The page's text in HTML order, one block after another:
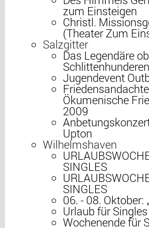
zum Einsteigen
Christl.
(Theater Zum
Salzgitter
Das Legendäre
Jugendevent
Ökumenische
2009
Upton
Wilhelmshaven
SINGLES
SINGLES
06. - 08. Oktober:
Urlaub für Singles
Wochenende für